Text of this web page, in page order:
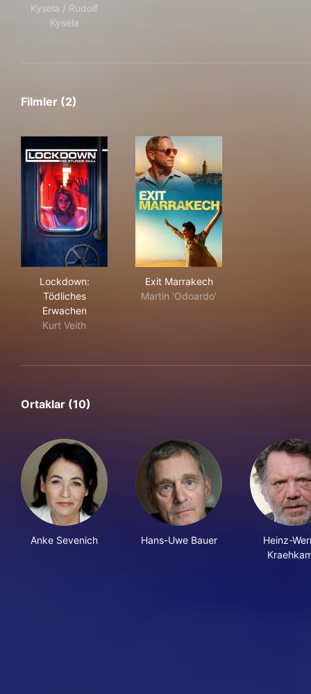
Kysela / Rudolf
Kysela
Filmler (2)
Lockdown:
Tödliches
Erwachen
Kurt Veith
Exit Marrakech
Martin 'Odoardo'
Ortaklar (10)
Anke Sevenich Hans-Uwe Bauer
Heinz-